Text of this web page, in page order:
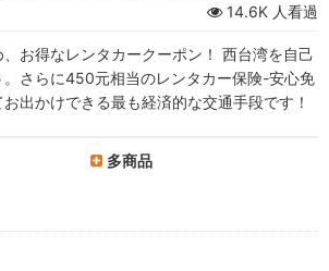
14.6K 人看過
お得なレンタカークーポン！ 西台湾を自己
さらに450元相当のレンタカー保険-安心免
出かけできる最も経済的な交通手段です！
多商品